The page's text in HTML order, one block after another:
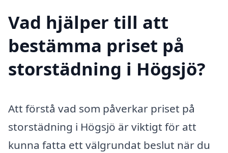
Vad hjälper till att
bestämma priset på
storstädning i Högsjö?
Att förstå vad som påverkar priset på
storstädning i Högsjö är viktigt för att
kunna fatta ett välgrundat beslut när du